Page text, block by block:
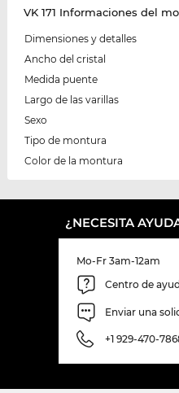
VK 171 Informaciones del
Dimensiones y detalles
Ancho del cristal
Medida puente
Largo de las varillas
Sexo
Tipo de montura
Color de la montura
¿NECESITA
Mo-Fr 3am-12am
Centro de
Enviar una
+1 929-470-